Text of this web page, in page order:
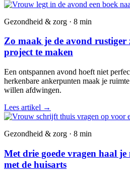
Gezondheid & zorg · 8 min
Zo maak je de avond rustiger
project te maken
Een ontspannen avond hoeft niet
herkenbare ankerpunten maak je
willen afdwingen.
Lees artikel →
Gezondheid & zorg · 8 min
Met drie goede vragen haal je
met de huisarts